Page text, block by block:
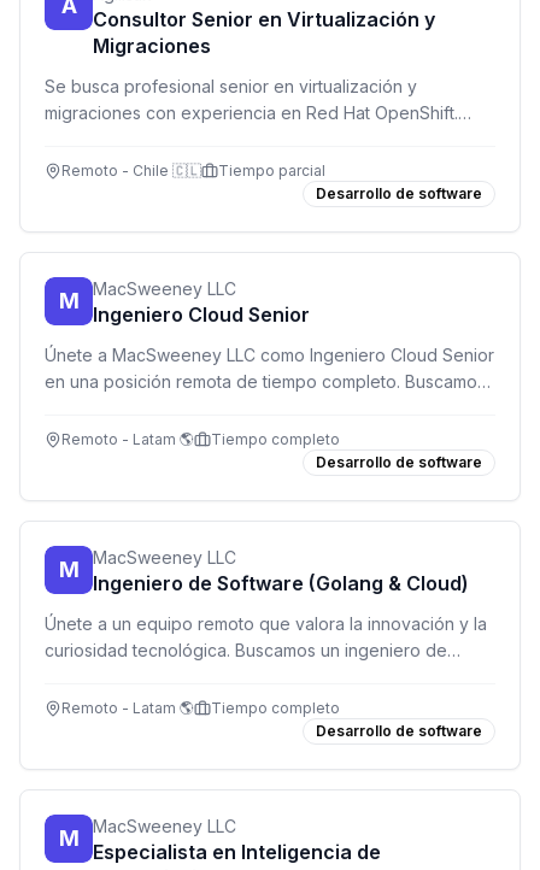
A
Consultor Senior en Virtualización y
Migraciones
Se busca profesional senior en virtualización y
migraciones con experiencia en Red Hat OpenShift.
Remoto - Chile 🇨🇱
Tiempo parcial
Desarrollo de software
M MacSweeney LLC
Ingeniero Cloud Senior
Únete a MacSweeney LLC como Ingeniero Cloud Senior
en una posición remota de tiempo completo. Buscamos
experiencia en infraestructura en la nube.
Remoto - Latam 🌎
Tiempo completo
Desarrollo de software
M MacSweeney LLC
Ingeniero de Software (Golang & Cloud)
Únete a un equipo remoto que valora la innovación y la
curiosidad tecnológica. Buscamos un ingeniero de
creativas.
Remoto - Latam 🌎
Tiempo completo
Desarrollo de software
M MacSweeney LLC
Especialista en Inteligencia de